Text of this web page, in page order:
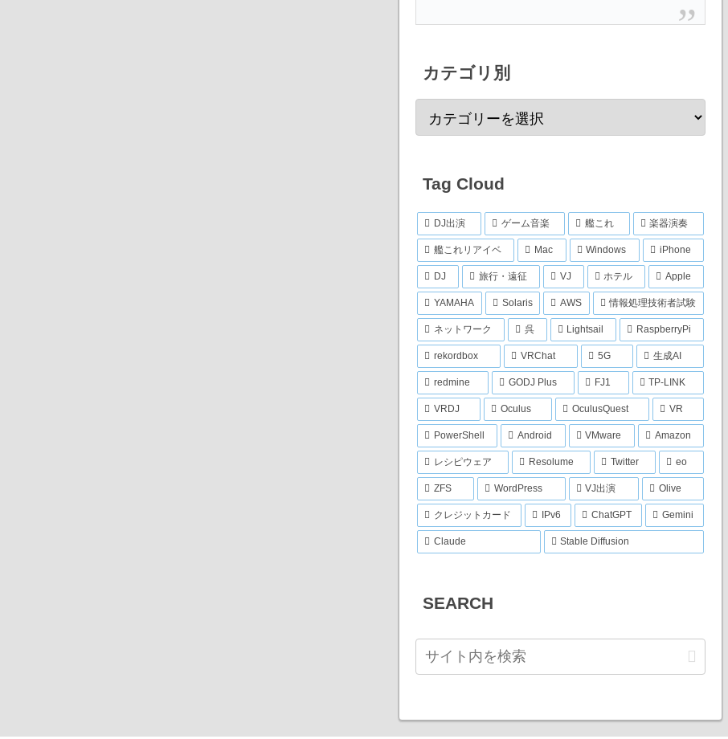
カテゴリ別
Tag Cloud
DJ出演 ゲーム音楽 艦これ 楽器演奏
艦これリアイベ Mac Windows iPhone
DJ 旅行・遠征 VJ ホテル Apple
YAMAHA Solaris AWS 情報処理技術者試験
ネットワーク 呉 Lightsail RaspberryPi
rekordbox VRChat 5G 生成AI
redmine GODJ Plus FJ1 TP-LINK
VRDJ Oculus OculusQuest VR
PowerShell Android VMware Amazon
レシピウェア Resolume Twitter eo
ZFS WordPress VJ出演 Olive
クレジットカード IPv6 ChatGPT Gemini
Claude Stable Diffusion
SEARCH